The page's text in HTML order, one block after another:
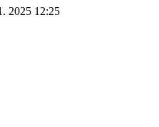
2025 12:25